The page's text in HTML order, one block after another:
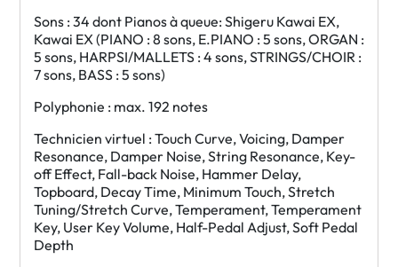
Sons : 34 dont Pianos à queue: Shigeru Kawai EX,
Kawai EX (PIANO : 8 sons, E.PIANO : 5 sons, ORGAN :
5 sons, HARPSI/MALLETS : 4 sons, STRINGS/CHOIR :
7 sons, BASS : 5 sons)
Polyphonie : max. 192 notes
Technicien virtuel : Touch Curve, Voicing, Damper
Resonance, Damper Noise, String Resonance, Key-
off Effect, Fall-back Noise, Hammer Delay,
Topboard, Decay Time, Minimum Touch, Stretch
Tuning/Stretch Curve, Temperament, Temperament
Key, User Key Volume, Half-Pedal Adjust, Soft Pedal
Depth